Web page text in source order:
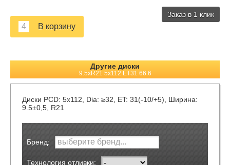
Заказ в 1 клик
Другие диски
9.5xR21 5x112 ET31 66.6
Диски PCD: 5x112, Dia: ≥32, ET: 31(-10/+5), Ширина:
9.5±0,5, R21
Бренд:
Технология отливки: